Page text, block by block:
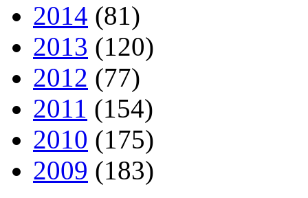
2014 (81)
2013 (120)
2012 (77)
2011 (154)
2010 (175)
2009 (183)